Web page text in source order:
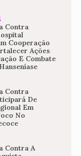
Contra
Cooperação
Ações
E Combate
Contra
De
Em
No
Contra A